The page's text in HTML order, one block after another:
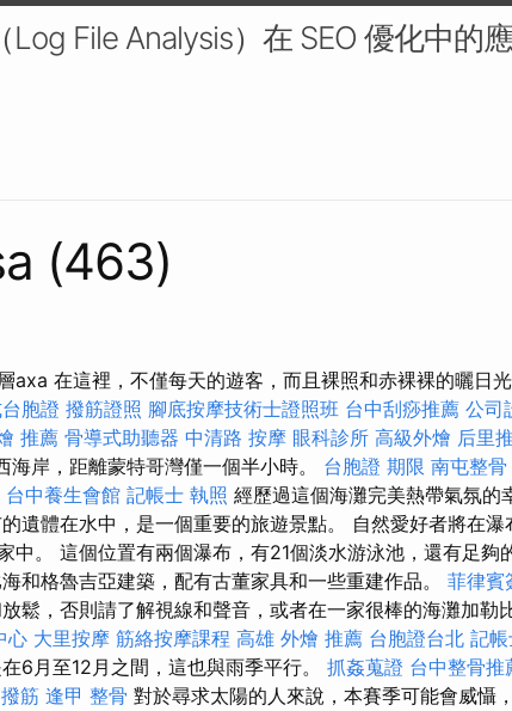
Log File Analysis）在 SEO 優化中的
(463)
axa 在這裡，不僅每天的遊客，而且裸照和赤裸裸的曬日
胞證 撥筋證照 腳底按摩技術士證照班 台中刮痧推薦 公司
推薦 骨導式助聽器 中清路 按摩 眼科診所 高級外燴 后里
岸，距離蒙特哥灣僅一個半小時。 台胞證 期限 南屯整骨
台中養生會館 記帳士 執照 經歷過這個海灘完美熱帶氣氛的
遺體在水中，是一個重要的旅遊景點。 自然愛好者將在
中。 這個位置有兩個瀑布，有21個淡水游泳池，還有足夠
和格魯吉亞建築，配有古董家具和一些重建作品。 菲律賓
鬆，否則請了解視線和聲音，或者在一家很棒的海灘加勒
心 大里按摩 筋絡按摩課程 高雄 外燴 推薦 台胞證台北 記
6月至12月之間，這也與雨季平行。 抓姦蒐證 台中整骨推
筋 逢甲 整骨 對於尋求太陽的人來說，本賽季可能會威懾